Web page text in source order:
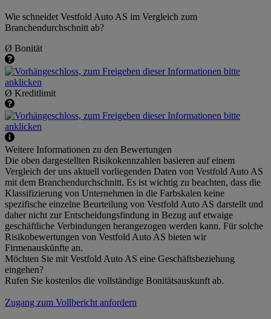
Wie schneidet Vestfold Auto AS im Vergleich zum
Branchendurchschnitt ab?
Ø Bonität
Ø Kreditlimit
Weitere Informationen zu den Bewertungen
Die oben dargestellten Risikokennzahlen basieren auf einem
Vergleich der uns aktuell vorliegenden Daten von Vestfold Auto AS
mit dem Branchendurchschnitt. Es ist wichtig zu beachten, dass die
Klassifizierung von Unternehmen in die Farbskalen keine
spezifische einzelne Beurteilung von Vestfold Auto AS darstellt und
daher nicht zur Entscheidungsfindung in Bezug auf etwaige
geschäftliche Verbindungen herangezogen werden kann. Für solche
Risikobewertungen von Vestfold Auto AS bieten wir
Firmenauskünfte an.
Möchten Sie mit Vestfold Auto AS eine Geschäftsbeziehung
eingehen?
Rufen Sie kostenlos die vollständige Bonitätsauskunft ab.
Zugang zum Vollbericht anfordern